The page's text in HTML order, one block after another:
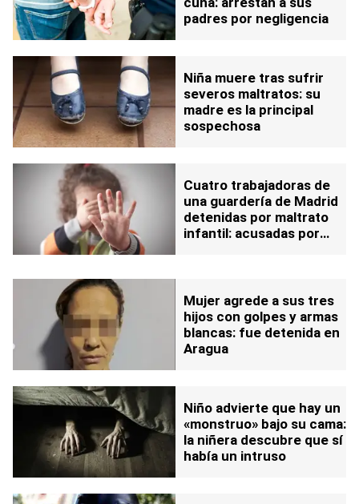
padres por negligencia
Niña muere tras sufrir
severos maltratos: su
madre es la principal
sospechosa
Cuatro trabajadoras de
una guardería de Madrid
detenidas por maltrato
infantil: acusadas por
Mujer agrede a sus tres
hijos con golpes y armas
blancas: fue detenida en
Aragua
Niño advierte que hay un
«monstruo» bajo su cama:
la niñera descubre que sí
había un intruso